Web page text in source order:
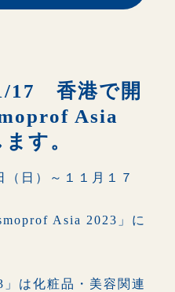
Products
17 香港で開
Asia
す。
（日）～１１月１７
Asia 2023」に
は化粧品・美容関連